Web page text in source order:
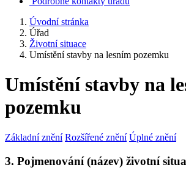
Úvodní stránka
Úřad
Životní situace
Umístění stavby na lesním pozemku
Umístění stavby na
pozemku
Základní znění Rozšířené znění Úplné znění
3. Pojmenování (název) životní